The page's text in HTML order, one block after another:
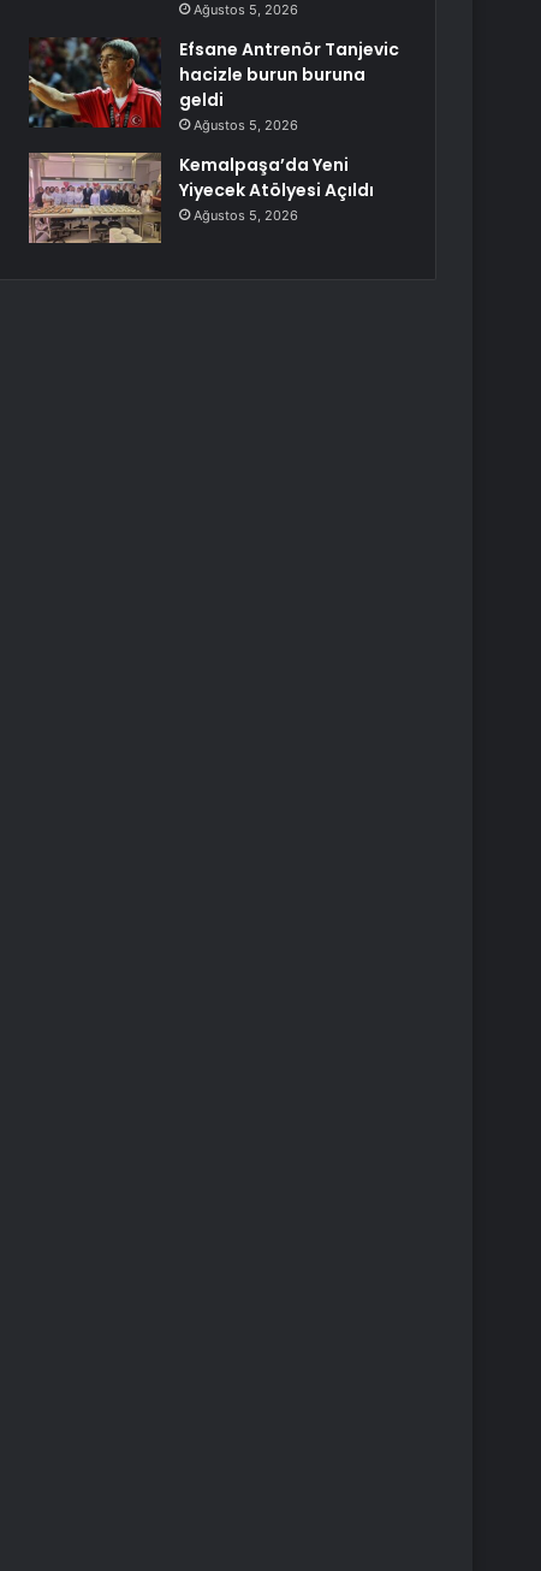
Ağustos 5, 2026
Efsane Antrenör Tanjevic
hacizle burun buruna
geldi
Ağustos 5, 2026
Kemalpaşa’da Yeni
Yiyecek Atölyesi Açıldı
Ağustos 5, 2026